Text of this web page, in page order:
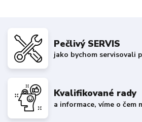
Pečlivý SERVIS
jako bychom servisovali
Kvalifikované rady
a informace, víme o čem